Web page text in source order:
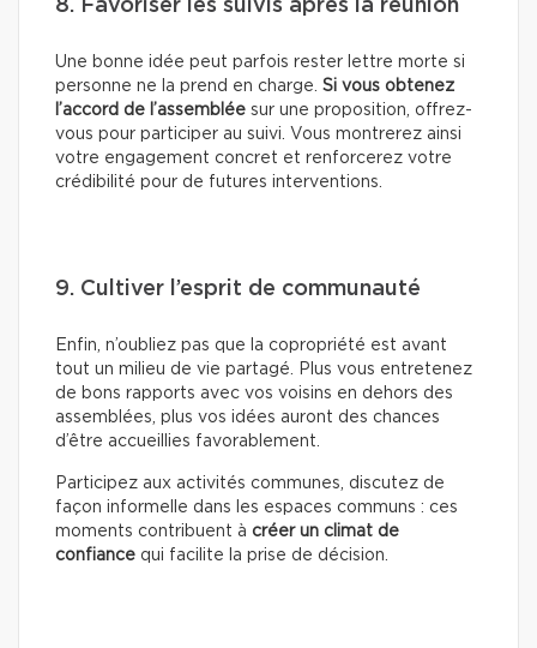
8. Favoriser les suivis après la réunion
Une bonne idée peut parfois rester lettre morte si
personne ne la prend en charge. Si vous obtenez
l’accord de l’assemblée sur une proposition, offrez-
vous pour participer au suivi. Vous montrerez ainsi
votre engagement concret et renforcerez votre
crédibilité pour de futures interventions.
9. Cultiver l’esprit de communauté
Enfin, n’oubliez pas que la copropriété est avant
tout un milieu de vie partagé. Plus vous entretenez
de bons rapports avec vos voisins en dehors des
assemblées, plus vos idées auront des chances
d’être accueillies favorablement.
Participez aux activités communes, discutez de
façon informelle dans les espaces communs : ces
moments contribuent à créer un climat de
confiance qui facilite la prise de décision.